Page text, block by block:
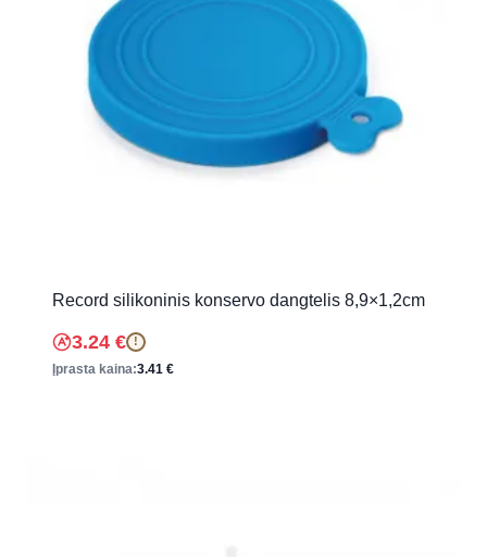
Record silikoninis konservo dangtelis 8,9×1,2cm
3.24 € !
Įprasta kaina:3.41 €